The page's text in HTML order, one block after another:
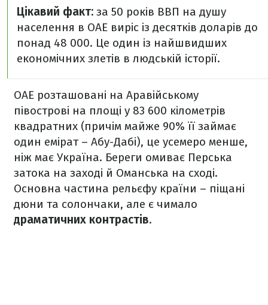
Цікавий факт: за 50 років ВВП на душу
населення в ОАЕ виріс із десятків доларів до
понад 48 000. Це один із найшвидших
економічних злетів в людській історії.
ОАЕ розташовані на Аравійському
півострові на площі у 83 600 кілометрів
квадратних (причім майже 90% її займає
один емірат – Абу-Дабі), це усемеро менше,
ніж має Україна. Береги омиває Перська
затока на заході й Оманська на сході.
Основна частина рельєфу країни – піщані
дюни та солончаки, але є чимало
драматичних контрастів.